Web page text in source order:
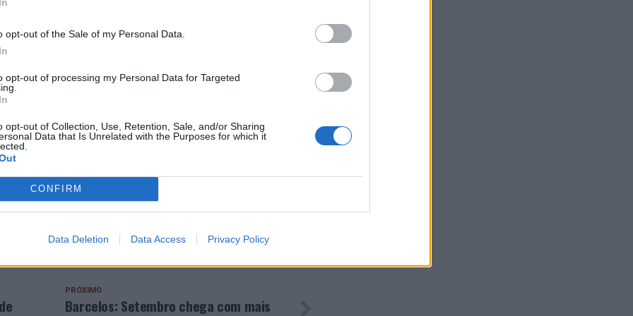
opt-out of the Sale of my Personal Data.
opt-out of processing my Personal Data for Targeted
opt-out of Collection, Use, Retention, Sale, and/or Sharing
Data that Is Unrelated with the Purposes for which it
CONFIRM
Data Deletion Data Access Privacy Policy
“Pelo contrário, fazemos uma atividade denominada
estampar o logotipo do festival na sua própria
da sua passagem pelo Campinho”, conclui.
de
banho
PdX)
CAMPINHO DESTAQUE
FESTIVAL
PRÓXIMO
Barcelos: Setembro chega com mais